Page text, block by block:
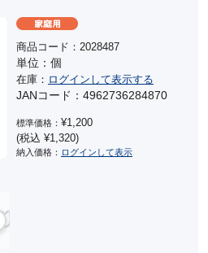
商品コード：2028487
単位：個
在庫： ログインして表示する
JANコード：4962736284870
標準価格： ¥1,200
(税込 ¥1,320)
納入価格： ログインして表示